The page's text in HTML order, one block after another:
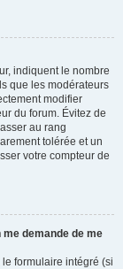
indiquent le nombre
que les modérateurs
modifier
du forum. Évitez de
au rang
tolérée et un
votre compteur de
me demande de me
formulaire intégré (si